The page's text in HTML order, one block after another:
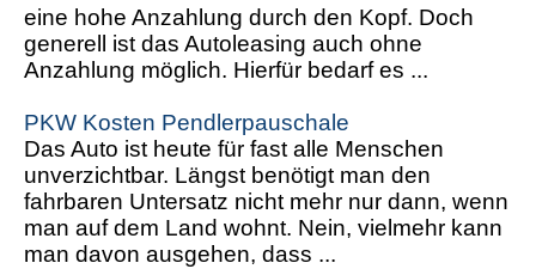
eine hohe Anzahlung durch den Kopf. Doch
generell ist das Autoleasing auch ohne
Anzahlung möglich. Hierfür bedarf es ...
PKW Kosten Pendlerpauschale
Das Auto ist heute für fast alle Menschen
unverzichtbar. Längst benötigt man den
fahrbaren Untersatz nicht mehr nur dann, wenn
man auf dem Land wohnt. Nein, vielmehr kann
man davon ausgehen, dass ...